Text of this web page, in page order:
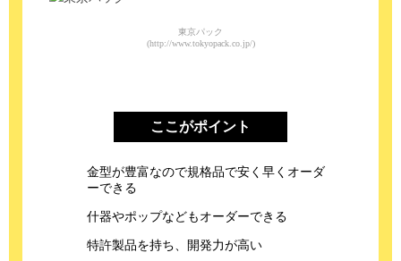
東京パック
(http://www.tokyopack.co.jp/)
ここがポイント
金型が豊富なので規格品で安く早くオーダ
ーできる
什器やポップなどもオーダーできる
特許製品を持ち、開発力が高い